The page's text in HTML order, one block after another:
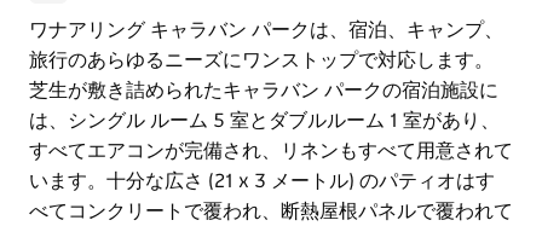
ワナアリング キャラバン パークは、宿泊、キャンプ、
旅行のあらゆるニーズにワンストップで対応します。
芝生が敷き詰められたキャラバン パークの宿泊施設に
は、シングル ルーム 5 室とダブルルーム 1 室があり、
すべてエアコンが完備され、リネンもすべて用意されて
います。十分な広さ (21 x 3 メートル) のパティオはす
べてコンクリートで覆われ、断熱屋根パネルで覆われて